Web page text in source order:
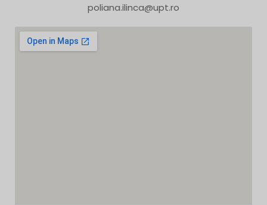
poliana.ilinca@upt.ro